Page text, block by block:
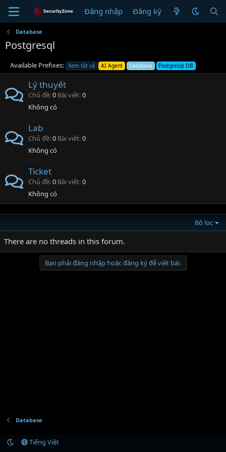
Đăng nhập Đăng ký
Database
Postgresql
Available Prefixes: Xem tất cả AI Agent Database Postgresql DB
Lý thuyết
Chủ đề 0 Bài viết 0
Không có
Lab
Chủ đề 0 Bài viết 0
Không có
Ticket
Chủ đề 0 Bài viết 0
Không có
Bộ lọc
There are no threads in this forum.
Bạn phải đăng nhập hoặc đăng ký để viết bài.
Database
Tiếng Việt